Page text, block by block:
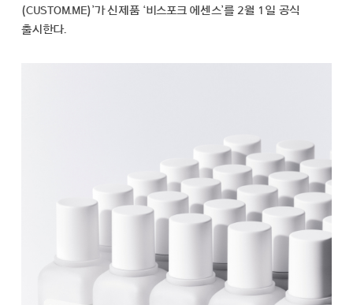
(CUSTOM.ME)’가 신제품 ‘비스포크 에센스’를 2월 1일 공식
출시한다.